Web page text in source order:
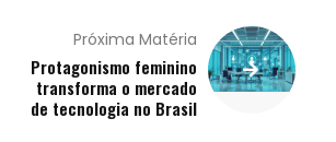
Próxima Matéria
Protagonismo feminino
transforma o mercado
de tecnologia no Brasil